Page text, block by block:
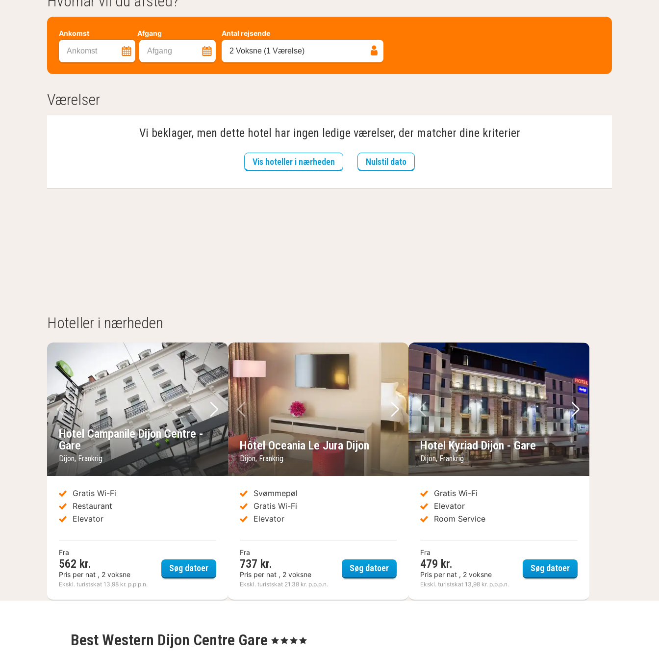
Ankomst Afgang
Ankomst Afgang
Antal rejsende
2 Voksne (1 Værelse)
Værelser
Vi beklager, men dette hotel har ingen ledige værelser, der matcher dine kriterier
Vis hoteller i nærheden Nulstil dato
Hoteller i nærheden
Forrige billede
Næste billede
Hotel Campanile Dijon Centre -
Gare
Dijon, Frankrig
Gratis Wi-Fi
Restaurant
Elevator
Fra
562 kr.
Pris per nat , 2 voksne
Ekskl. turistskat 13,98 kr. p.p.p.n.
Søg datoerHotel Campanile Dijon Centre - Gare
Forrige billede
Næste billede
Hôtel Oceania Le Jura Dijon
Dijon, Frankrig
Svømmepøl
Gratis Wi-Fi
Elevator
Fra
737 kr.
Pris per nat , 2 voksne
Ekskl. turistskat 21,38 kr. p.p.p.n.
Søg datoerHôtel Oceania Le Jura Dijon
Forrige billede
Næste billede
Hotel Kyriad Dijon - Gare
Dijon, Frankrig
Gratis Wi-Fi
Elevator
Room Service
Fra
479 kr.
Pris per nat , 2 voksne
Ekskl. turistskat 13,98 kr. p.p.p.n.
Søg datoerHotel Kyriad Dijon - Gare
Best Western Dijon Centre Gare , 4 Stjerner